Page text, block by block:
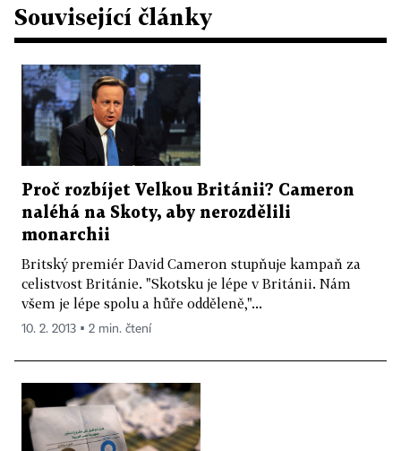
Související články
Proč rozbíjet Velkou Británii? Cameron
naléhá na Skoty, aby nerozdělili
monarchii
Britský premiér David Cameron stupňuje kampaň za
celistvost Británie. "Skotsku je lépe v Británii. Nám
všem je lépe spolu a hůře odděleně,"...
10. 2. 2013 ▪ 2 min. čtení